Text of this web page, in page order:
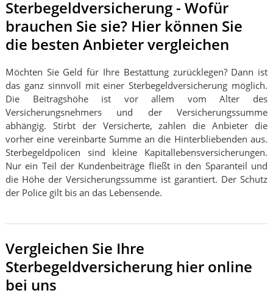
Sterbegeldversicherung - Wofür
brauchen Sie sie? Hier können Sie
die besten Anbieter vergleichen
Möchten Sie Geld für Ihre Bestattung zurücklegen? Dann ist
das ganz sinnvoll mit einer Sterbegeldversicherung möglich.
Die Beitragshöhe ist vor allem vom Alter des
Versicherungsnehmers und der Versicherungssumme
abhängig. Stirbt der Versicherte, zahlen die Anbieter die
vorher eine vereinbarte Summe an die Hinterbliebenden aus.
Sterbegeldpolicen sind kleine Kapitallebensversicherungen.
Nur ein Teil der Kundenbeiträge fließt in den Sparanteil und
die Höhe der Versicherungssumme ist garantiert. Der Schutz
der Police gilt bis an das Lebensende.
Vergleichen Sie Ihre
Sterbegeldversicherung hier online
bei uns